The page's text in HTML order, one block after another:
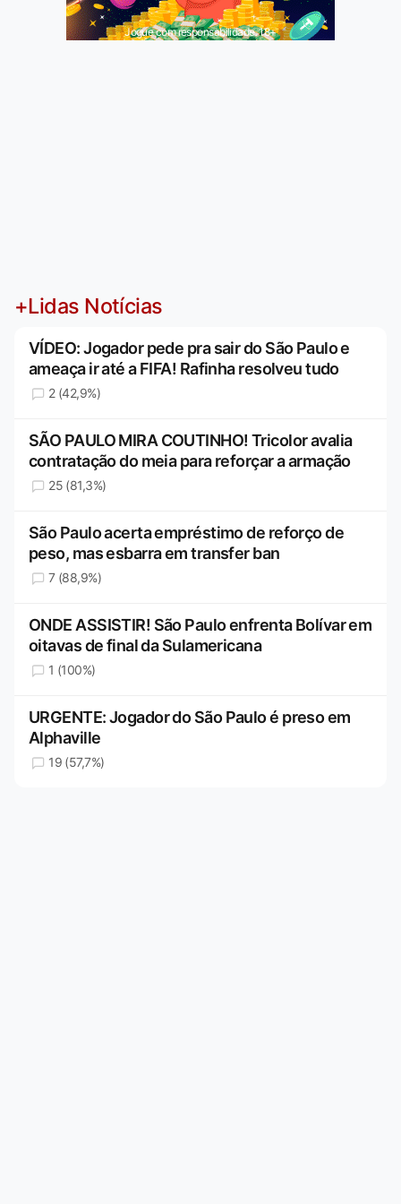
Jogue com responsabilidade. 18+
+Lidas Notícias
VÍDEO: Jogador pede pra sair do São Paulo e
ameaça ir até a FIFA! Rafinha resolveu tudo
2 (42,9%)
SÃO PAULO MIRA COUTINHO! Tricolor avalia
contratação do meia para reforçar a armação
25 (81,3%)
São Paulo acerta empréstimo de reforço de
peso, mas esbarra em transfer ban
7 (88,9%)
ONDE ASSISTIR! São Paulo enfrenta Bolívar em
oitavas de final da Sulamericana
1 (100%)
URGENTE: Jogador do São Paulo é preso em
Alphaville
19 (57,7%)